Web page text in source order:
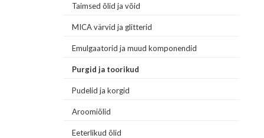
Taimsed õlid ja võid
MICA värvid ja glitterid
Emulgaatorid ja muud komponendid
Purgid ja toorikud
Pudelid ja korgid
Aroomiõlid
Eeterlikud õlid